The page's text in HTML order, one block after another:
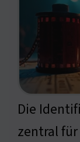
Die
zentral